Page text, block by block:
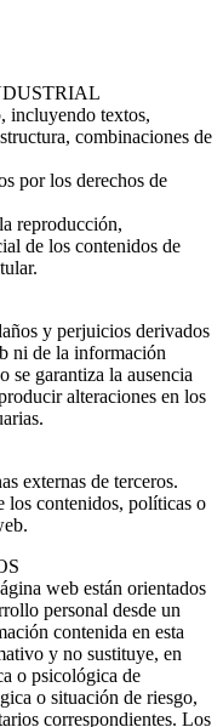
incluyendo textos,
combinaciones de
por los derechos de
reproducción,
de los contenidos de
y perjuicios derivados
ni de la información
se garantiza la ausencia
alteraciones en los
externas de terceros.
los contenidos, políticas o
web están orientados
personal desde un
contenida en esta
y no sustituye, en
o psicológica de
o situación de riesgo,
correspondientes. Los